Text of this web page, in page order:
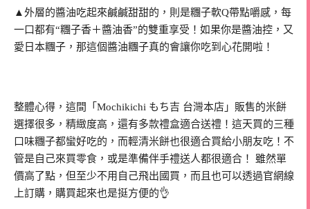
▲外層的醬油吃起來鹹鹹甜甜的，則是糰子軟Q帶點嚼感，每
一口都有“糰子香＋醬油香”的雙重享受！如果你是醬油控，又
愛日本糰子，那這個醬油糰子真的會讓你吃到心花開啦！
整體心得，這間「Mochikichi もち吉 台灣本店」販售的米餅
選擇很多，精緻度高，還有多款禮盒適合送禮！這天買的三種
口味糰子都蠻好吃的，而輕清米餅也很適合買給小朋友吃！不
管是自己來買零食，或是準備伴手禮送人都很適合！ 雖然單
價高了點，但至少不用自己飛出國買，而且也可以透過官網線
上訂購，購買起來也是挺方便的👌